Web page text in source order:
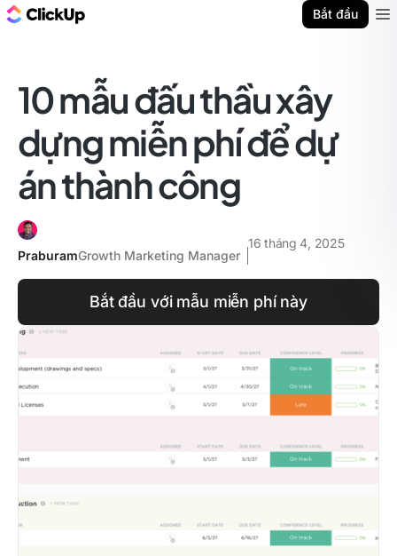
Bắt đầu
10 mẫu đấu thầu xây
dựng miễn phí để dự
án thành công
PraburamGrowth Marketing Manager
16 tháng 4, 2025
Bắt đầu với mẫu miễn phí này